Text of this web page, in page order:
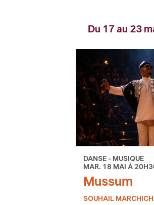
Du 17 au 23
DANSE - MUSIQUE
MAR. 18 MAI À
Mussum
SOUHAIL